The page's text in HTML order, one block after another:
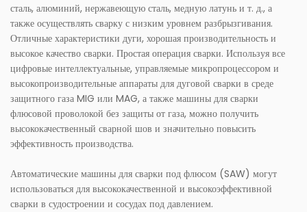
сталь, алюминий, нержавеющую сталь, медную латунь и т. д., а
также осуществлять сварку с низким уровнем разбрызгивания.
Отличные характеристики дуги, хорошая производительность и
высокое качество сварки. Простая операция сварки. Используя все
цифровые интеллектуальные, управляемые микропроцессором и
высокопроизводительные аппараты для дуговой сварки в среде
защитного газа MIG или MAG, а также машины для сварки
флюсовой проволокой без защиты от газа, можно получить
высококачественный сварной шов и значительно повысить
эффективность производства.
Автоматические машины для сварки под флюсом (SAW) могут
использоваться для высококачественной и высокоэффективной
сварки в судостроении и сосудах под давлением.